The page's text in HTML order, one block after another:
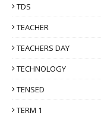
TDS
TEACHER
TEACHERS DAY
TECHNOLOGY
TENSED
TERM 1